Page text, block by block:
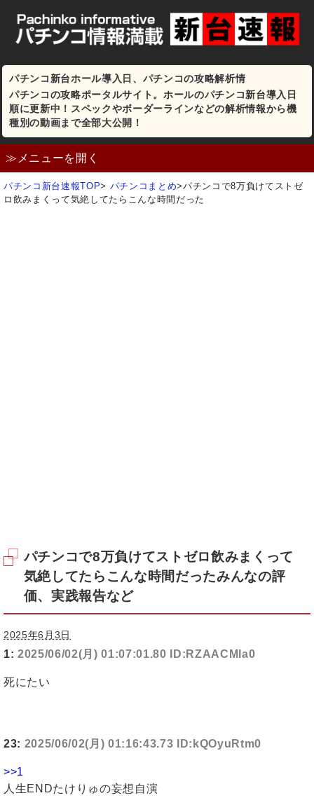
パチンコ新台ホール導入日、パチンコの攻略解析情
パチンコの攻略ポータルサイト。ホールのパチンコ新台導入日
順に更新中！スペックやボーダーラインなどの解析情報から機
種別の動画まで全部大公開！
≫メニューを開く
パチンコ新台速報TOP> パチンコまとめ>パチンコで8万負けてストゼ
ロ飲みまくって気絶してたらこんな時間だった
パチンコで8万負けてストゼロ飲みまくって
気絶してたらこんな時間だったみんなの評
価、実践報告など
2025年6月3日
1: 2025/06/02(月) 01:07:01.80 ID:RZAACMIa0
死にたい
23: 2025/06/02(月) 01:16:43.73 ID:kQOyuRtm0
>>1
人生ENDたけりゅの妄想自演